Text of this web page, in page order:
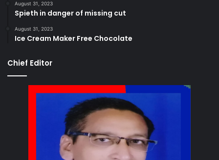
August 31, 2023
Spieth in danger of missing cut
August 31, 2023
Ice Cream Maker Free Chocolate
Chief Editor